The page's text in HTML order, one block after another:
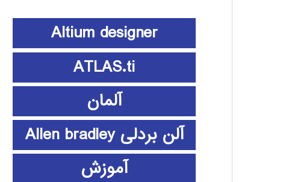
Altium designer
ATLAS.ti
آلمان
آلن بردلی Allen bradley
آموزش